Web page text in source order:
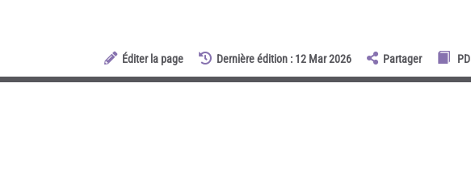
Éditer la page Dernière édition : 12 Mar 2026 Partager